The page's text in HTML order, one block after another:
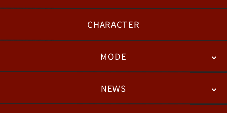
CHARACTER
MODE
BATTLENEWS